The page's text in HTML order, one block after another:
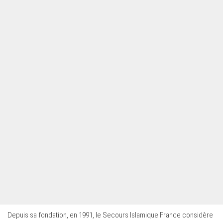
Depuis sa fondation, en 1991, le Secours Islamique France considère